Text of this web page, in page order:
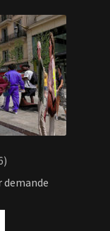
demande